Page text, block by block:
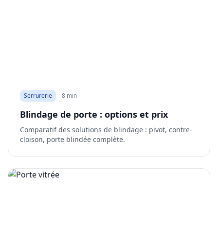
Serrurerie 8 min
Blindage de porte : options et prix
Comparatif des solutions de blindage : pivot, contre-
cloison, porte blindée complète.